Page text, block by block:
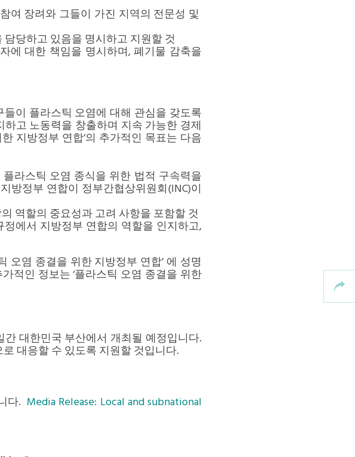
여 장려와 그들이 가진 지역의 전문성 및
담당하고 있음을 명시하고 지원할 것
에 대한 책임을 명시하며, 폐기물 감축을
이 플라스틱 오염에 대해 관심을 갖도록
고 노동력을 창출하며 지속 가능한 경제
지방정부 연합’의 추가적인 목표는 다음
라스틱 오염 종식을 위한 법적 구속력을
방정부 연합이 정부간협상위원회(INC)이
역할의 중요성과 고려 사항을 포함할 것
에서 지방정부 연합의 역할을 인지하고,
오염 종결을 위한 지방정부 연합’에 성명
가적인 정보는‘플라스틱 오염 종결을 위한
간 대한민국 부산에서 개최될 예정입니다.
대응할 수 있도록 지원할 것입니다.
다. Media Release: Local and subnational